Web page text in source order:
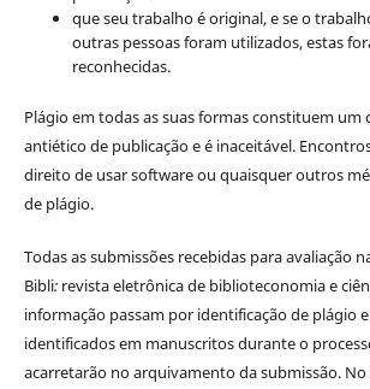
que seu trabalho é original, e se o
outras pessoas foram utilizados, estas
reconhecidas.
Plágio em todas as suas formas constituem
antiético de publicação e é inaceitável.
direito de usar software ou quaisquer outros
de plágio.
Todas as submissões recebidas para avaliação
Bibli: revista eletrônica de biblioteconomia e
informaçãopassam por identificação de plágio
identificados em manuscritos durante o
acarretarão no arquivamento da submissão. No